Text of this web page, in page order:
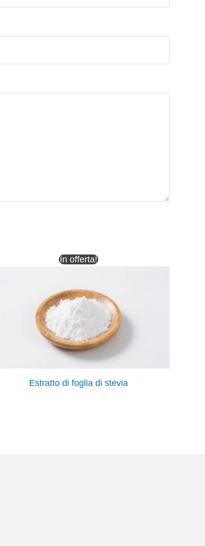
In offerta!
Estratto di foglia di stevia